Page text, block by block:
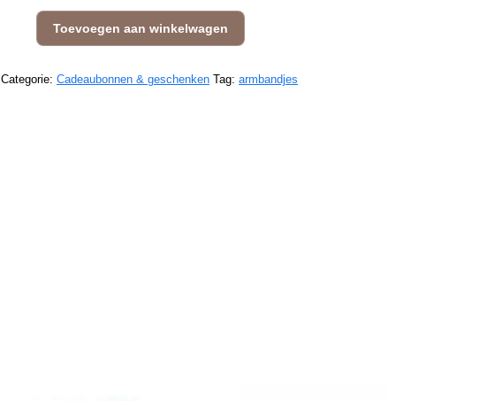
Toevoegen aan winkelwagen
Categorie: Cadeaubonnen & geschenken Tag: armbandjes